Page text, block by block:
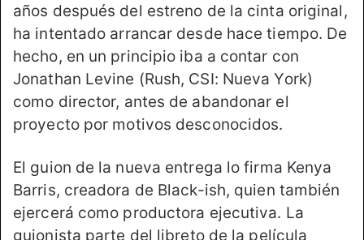
años después del estreno de la cinta original,
ha intentado arrancar desde hace tiempo. De
hecho, en un principio iba a contar con
Jonathan Levine (Rush, CSI: Nueva York)
como director, antes de abandonar el
proyecto por motivos desconocidos.
El guion de la nueva entrega lo firma Kenya
Barris, creadora de Black-ish, quien también
ejercerá como productora ejecutiva. La
guionista parte del libreto de la película